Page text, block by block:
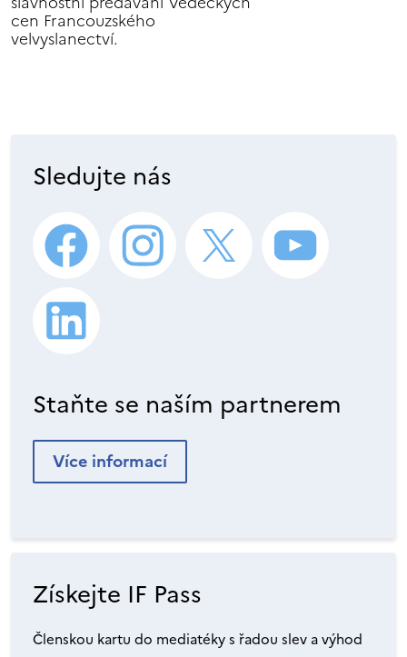
cen Francouzského
velvyslanectví.
Sledujte nás
Staňte se naším partnerem
Více informací
Získejte IF Pass
Členskou kartu do mediatéky s řadou slev a výhod